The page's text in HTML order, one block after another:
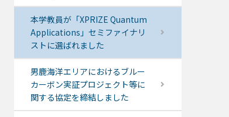
本学教員が「XPRIZE Quantum
Applications」セミファイナリ
ストに選ばれました
男鹿海洋エリアにおけるブルー
カーボン実証プロジェクト等に
関する協定を締結しました